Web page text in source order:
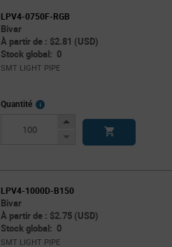
LPV4-0750F-RGB
Bivar
À partir de : $2.81 (USD)
Stock global: 0
SMT LIGHT PIPE
Quantité
More
Increase
Decrease
LPV4-1000D-B150
Bivar
À partir de : $2.75 (USD)
Stock global: 0
SMT LIGHT PIPE